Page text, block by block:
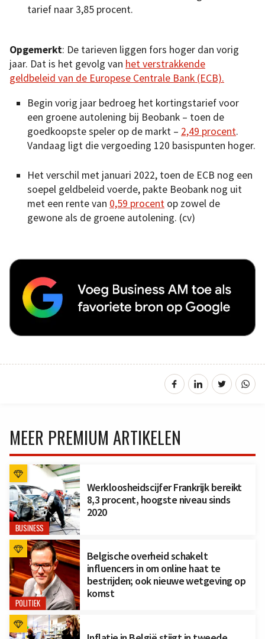
tarief naar 3,85 procent.
Opgemerkt: De tarieven liggen fors hoger dan vorig
jaar. Dat is het gevolg van het verstrakkende
geldbeleid van de Europese Centrale Bank (ECB).
Begin vorig jaar bedroeg het kortingstarief voor
een groene autolening bij Beobank – toen de
goedkoopste speler op de markt – 2,49 procent.
Vandaag ligt die vergoeding 120 basispunten hoger.
Het verschil met januari 2022, toen de ECB nog een
soepel geldbeleid voerde, pakte Beobank nog uit
met een rente van 0,59 procent op zowel de
gewone als de groene autolening. (cv)
MEER PREMIUM ARTIKELEN
BUSINESS
Werkloosheidscijfer Frankrijk bereikt
8,3 procent, hoogste niveau sinds
2020
POLITIEK
Belgische overheid schakelt
influencers in om online haat te
bestrijden; ook nieuwe wetgeving op
komst